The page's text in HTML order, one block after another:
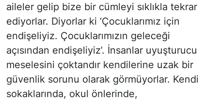
aileler gelip bize bir cümleyi sıklıkla tekrar
ediyorlar. Diyorlar ki ‘Çocuklarımız için
endişeliyiz. Çocuklarımızın geleceği
açısından endişeliyiz’. İnsanlar uyuşturucu
meselesini çoktandır kendilerine uzak bir
güvenlik sorunu olarak görmüyorlar. Kendi
sokaklarında, okul önlerinde,